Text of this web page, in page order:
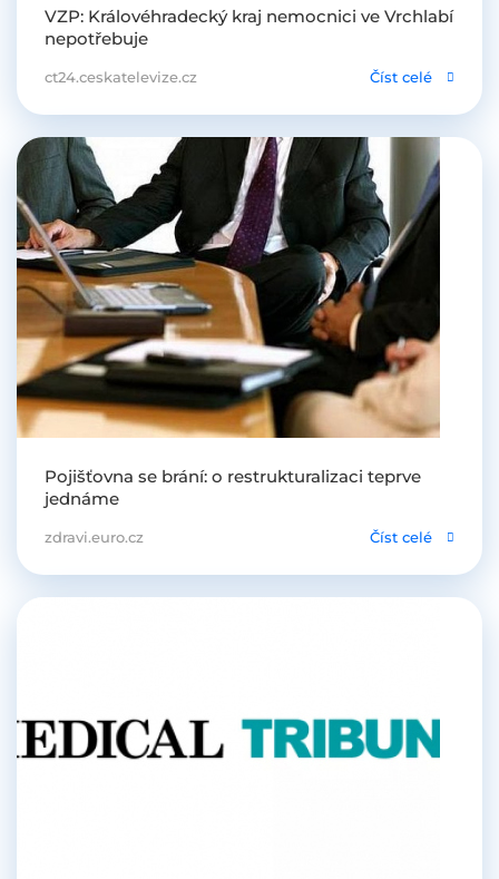
VZP: Královéhradecký kraj nemocnici ve Vrchlabí
nepotřebuje
ct24.ceskatelevize.cz Číst celé
Pojišťovna se brání: o restrukturalizaci teprve
jednáme
zdravi.euro.cz Číst celé